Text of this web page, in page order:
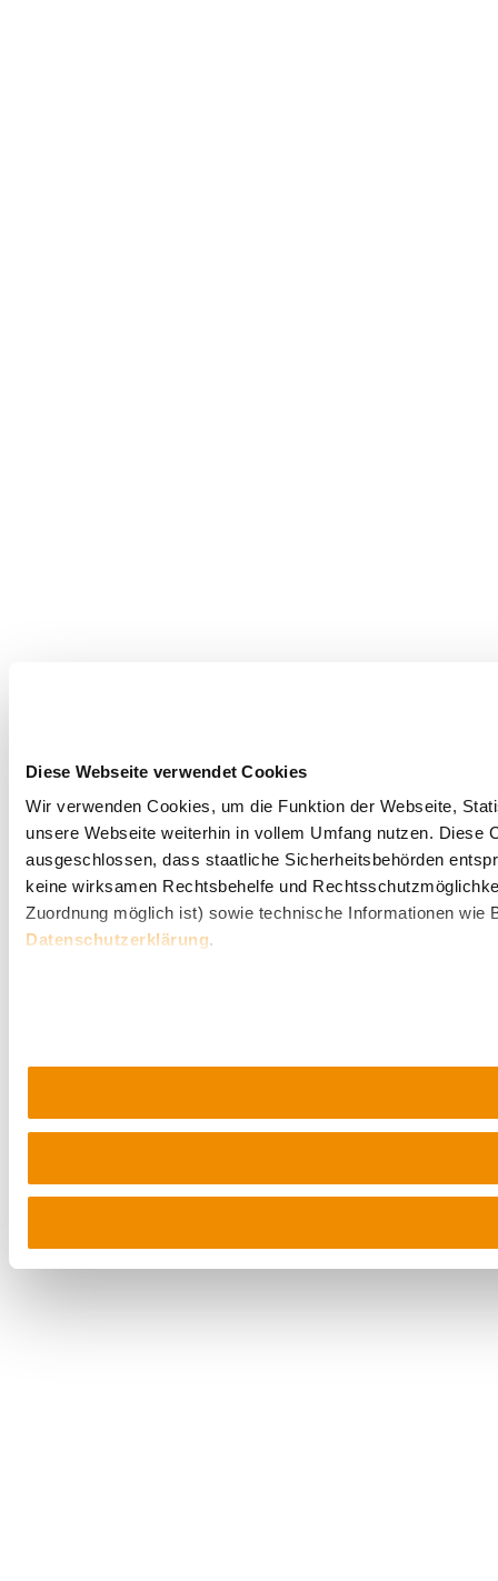
Diese Webseite verwendet Cookies
Wir verwenden Cookies, um die Funktion der Webseite,
unsere Webseite weiterhin in vollem Umfang nutzen.
ausgeschlossen, dass staatliche Sicherheitsbehörden
keine wirksamen Rechtsbehelfe und
Zuordnung möglich ist) sowie technische Informationen
Datenschutzerklärung.